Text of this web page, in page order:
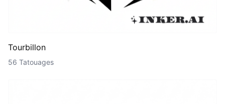
Tourbillon
56 Tatouages